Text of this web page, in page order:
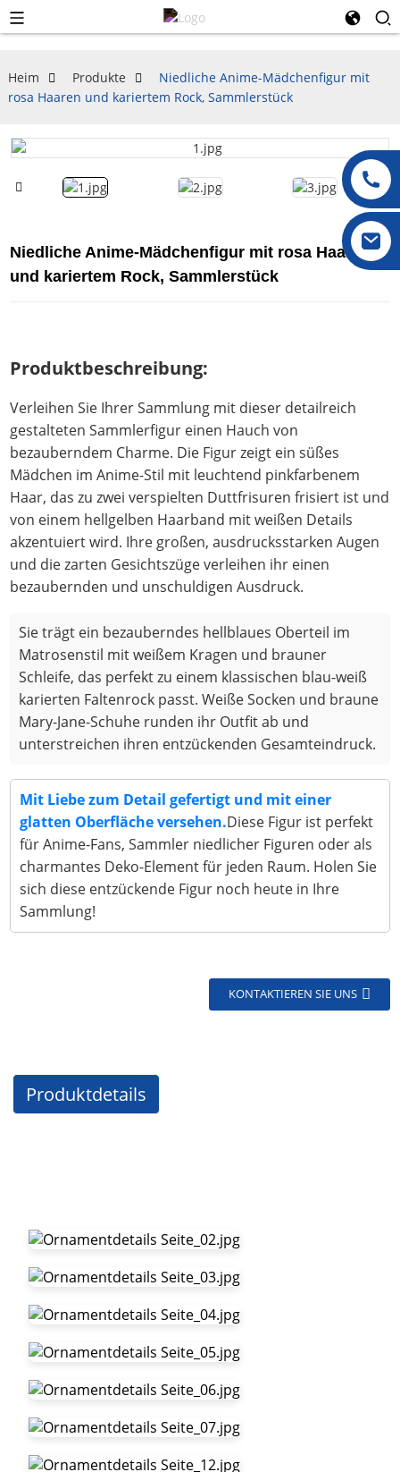
Heim Produkte
Niedliche Anime-Mädchenfigur mit
rosa Haaren und kariertem Rock, Sammlerstück
Niedliche Anime-Mädchenfigur mit rosa Haaren
und kariertem Rock, Sammlerstück
Produktbeschreibung:
Verleihen Sie Ihrer Sammlung mit dieser detailreich
gestalteten Sammlerfigur einen Hauch von
bezauberndem Charme. Die Figur zeigt ein süßes
Mädchen im Anime-Stil mit leuchtend pinkfarbenem
Haar, das zu zwei verspielten Duttfrisuren frisiert ist und
von einem hellgelben Haarband mit weißen Details
akzentuiert wird. Ihre großen, ausdrucksstarken Augen
und die zarten Gesichtszüge verleihen ihr einen
bezaubernden und unschuldigen Ausdruck.
Sie trägt ein bezauberndes hellblaues Oberteil im
Matrosenstil mit weißem Kragen und brauner
Schleife, das perfekt zu einem klassischen blau-weiß
karierten Faltenrock passt. Weiße Socken und braune
Mary-Jane-Schuhe runden ihr Outfit ab und
unterstreichen ihren entzückenden Gesamteindruck.
Mit Liebe zum Detail gefertigt und mit einer
glatten Oberfläche versehen.Diese Figur ist perfekt
für Anime-Fans, Sammler niedlicher Figuren oder als
charmantes Deko-Element für jeden Raum. Holen Sie
sich diese entzückende Figur noch heute in Ihre
Sammlung!
KONTAKTIEREN SIE UNS
Produktdetails